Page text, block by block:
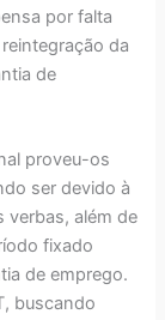
por falta
da
de
proveu-os
ser devido à
verbas, além de
fixado
de emprego.
buscando